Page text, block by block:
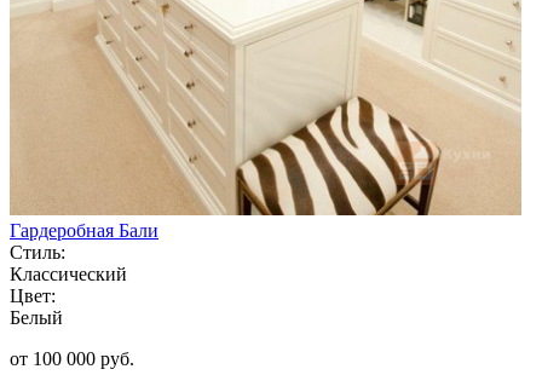
Гардеробная Бали
Стиль:
Классический
Цвет:
Белый
от 100 000 руб.